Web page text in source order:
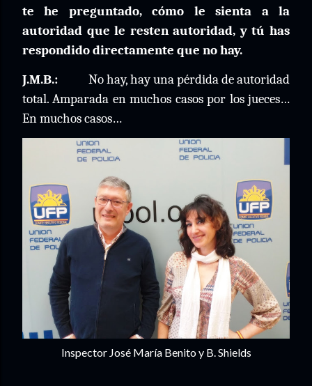
te he preguntado, cómo le sienta a la
autoridad que le resten autoridad, y tú has
respondido directamente que no hay.
J.M.B.:
No hay, hay una pérdida de autoridad
total. Amparada en muchos casos por los jueces…
En muchos casos…
Inspector José María Benito y B. Shields